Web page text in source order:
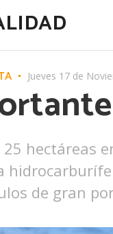
Jueves 17 de
hectáreas
de gran